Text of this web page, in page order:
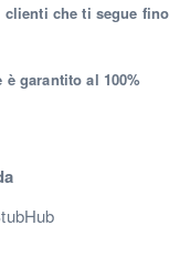
clienti che ti segue
garantito al 100%